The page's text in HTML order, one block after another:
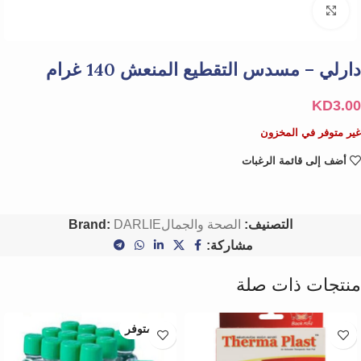
دارلي – مسدس التقطيع المنعش 140 غرام
KD3.00
غير متوفر في المخزون
أضف إلى قائمة الرغبات
التصنيف: الصحة والجمال Brand: DARLIE
مشاركة:
منتجات ذات صلة
غير متوفر